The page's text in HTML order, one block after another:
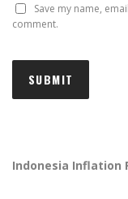
Save my name,
comment.
Indonesia Inflation